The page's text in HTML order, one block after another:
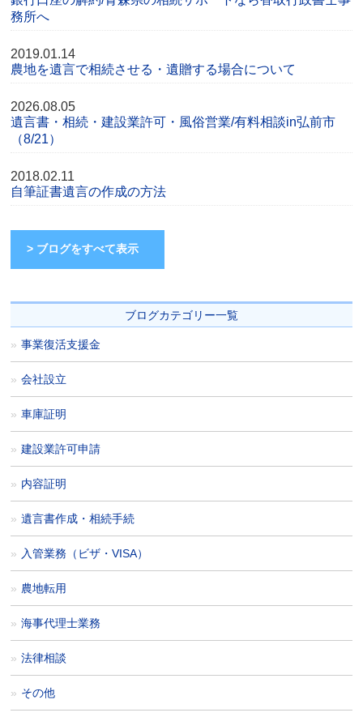
務所へ
2019.01.14
農地を遺言で相続させる・遺贈する場合について
2026.08.05
遺言書・相続・建設業許可・風俗営業/有料相談in弘前市
（8/21）
2018.02.11
自筆証書遺言の作成の方法
> ブログをすべて表示
ブログカテゴリー一覧
事業復活支援金
会社設立
車庫証明
建設業許可申請
内容証明
遺言書作成・相続手続
入管業務（ビザ・VISA）
農地転用
海事代理士業務
法律相談
その他